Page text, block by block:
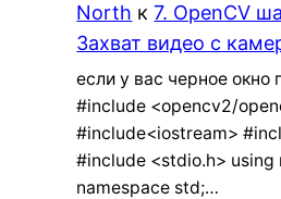
North к7. OpenCV
Захват видео с
если у вас черное окно
#include <opencv2/
#include<iostream>
#include <stdio.h> using
namespace std;…